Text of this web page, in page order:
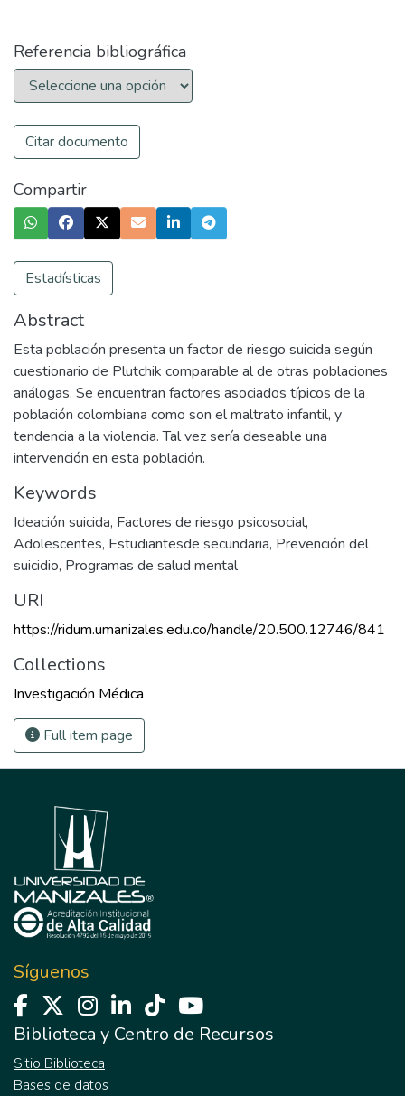
Referencia bibliográfica
Citar documento
Compartir
Estadísticas
Abstract
Esta población presenta un factor de riesgo suicida según
cuestionario de Plutchik comparable al de otras poblaciones
análogas. Se encuentran factores asociados típicos de la
población colombiana como son el maltrato infantil, y
tendencia a la violencia. Tal vez sería deseable una
intervención en esta población.
Keywords
Ideación suicida, Factores de riesgo psicosocial,
Adolescentes, Estudiantesde secundaria, Prevención del
suicidio, Programas de salud mental
URI
https://ridum.umanizales.edu.co/handle/20.500.12746/841
Collections
Investigación Médica
Full item page
Síguenos
Biblioteca y Centro de Recursos
Sitio Biblioteca
Bases de datos